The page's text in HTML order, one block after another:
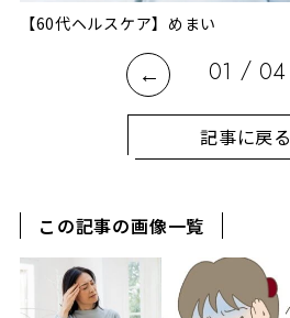
【60代ヘルスケア】めまい
01 / 04
記事に戻る
この記事の画像一覧